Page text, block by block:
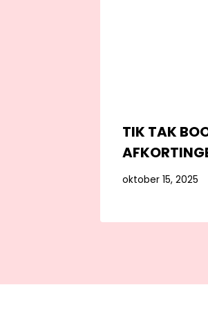
TIK TAK
oktober 15, 2025